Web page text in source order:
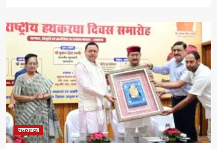
उत्तराखण्ड